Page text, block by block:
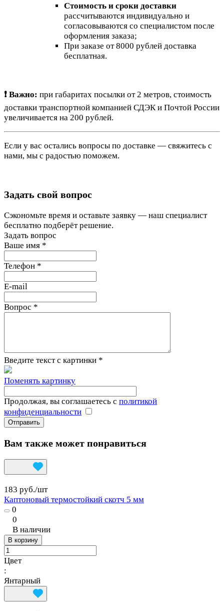
Стоимость и сроки доставки
рассчитываются индивидуально и
согласовываются со специалистом после
оформления заказа;
При заказе от 8000 рублей доставка
бесплатная.
❗ Важно: при габаритах посылки от 2 метров, стоимость
доставки транспортной компанией СДЭК и Почтой России
увеличивается на 200 рублей.
Если у вас остались вопросы по доставке — свяжитесь с
нами, мы с радостью поможем.
Задать свой вопрос
Сэкономьте время и оставьте заявку — наш специалист
бесплатно подберёт решение.
Задать вопрос
Ваше имя *
Телефон *
E-mail
Вопрос *
Введите текст с картинки *
Поменять картинку
Продолжая, вы соглашаетесь с политикой
конфиденциальности
Вам также может понравиться
183 руб./шт
Каптоновый термостойкий скотч 5 мм
0
0
В наличии
В корзину
Цвет
:
Янтарный